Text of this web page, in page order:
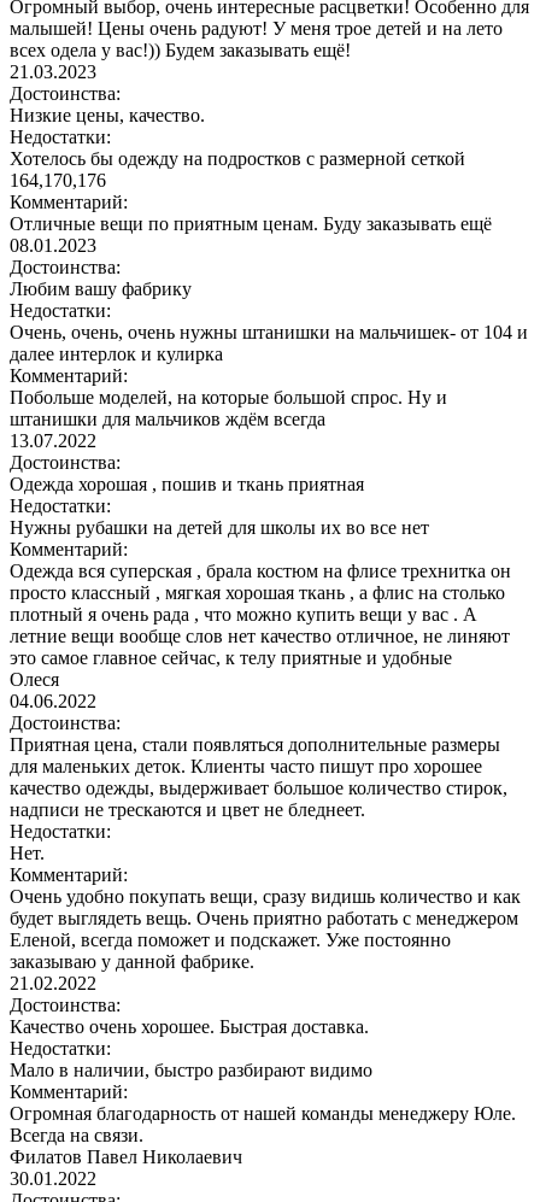
Огромный выбор, очень интересные расцветки! Особенно для
малышей! Цены очень радуют! У меня трое детей и на лето
всех одела у вас!)) Будем заказывать ещё!
21.03.2023
Достоинства:
Низкие цены, качество.
Недостатки:
Хотелось бы одежду на подростков с размерной сеткой
164,170,176
Комментарий:
Отличные вещи по приятным ценам. Буду заказывать ещё
08.01.2023
Достоинства:
Любим вашу фабрику
Недостатки:
Очень, очень, очень нужны штанишки на мальчишек- от 104 и
далее интерлок и кулирка
Комментарий:
Побольше моделей, на которые большой спрос. Ну и
штанишки для мальчиков ждём всегда
13.07.2022
Достоинства:
Одежда хорошая , пошив и ткань приятная
Недостатки:
Нужны рубашки на детей для школы их во все нет
Комментарий:
Одежда вся суперская , брала костюм на флисе трехнитка он
просто классный , мягкая хорошая ткань , а флис на столько
плотный я очень рада , что можно купить вещи у вас . А
летние вещи вообще слов нет качество отличное, не линяют
это самое главное сейчас, к телу приятные и удобные
Олеся
04.06.2022
Достоинства:
Приятная цена, стали появляться дополнительные размеры
для маленьких деток. Клиенты часто пишут про хорошее
качество одежды, выдерживает большое количество стирок,
надписи не трескаются и цвет не бледнеет.
Недостатки:
Нет.
Комментарий:
Очень удобно покупать вещи, сразу видишь количество и как
будет выглядеть вещь. Очень приятно работать с менеджером
Еленой, всегда поможет и подскажет. Уже постоянно
заказываю у данной фабрике.
21.02.2022
Достоинства:
Качество очень хорошее. Быстрая доставка.
Недостатки:
Мало в наличии, быстро разбирают видимо
Комментарий:
Огромная благодарность от нашей команды менеджеру Юле.
Всегда на связи.
Филатов Павел Николаевич
30.01.2022